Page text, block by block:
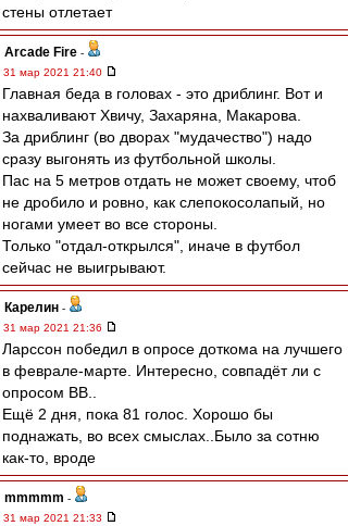
стены отлетает
Arcade Fire -
31 мар 2021 21:40
Главная беда в головах - это дриблинг. Вот и
нахваливают Хвичу, Захаряна, Макарова.
За дриблинг (во дворах "мудачество") надо
сразу выгонять из футбольной школы.
Пас на 5 метров отдать не может своему, чтоб
не дробило и ровно, как слепокосолапый, но
ногами умеет во все стороны.
Только "отдал-открылся", иначе в футбол
сейчас не выигрывают.
Карелин -
31 мар 2021 21:36
Ларссон победил в опросе доткома на лучшего
в феврале-марте. Интересно, совпадёт ли с
опросом ВВ..
Ещё 2 дня, пока 81 голос. Хорошо бы
поднажать, во всех смыслах..Было за сотню
как-то, вроде
mmmmm -
31 мар 2021 21:33